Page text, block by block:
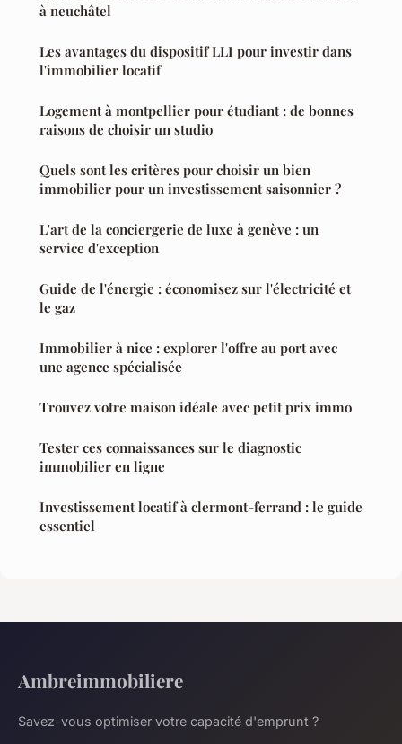
à neuchâtel
Les avantages du dispositif LLI pour investir dans
l'immobilier locatif
Logement à montpellier pour étudiant : de bonnes
raisons de choisir un studio
Quels sont les critères pour choisir un bien
immobilier pour un investissement saisonnier ?
L'art de la conciergerie de luxe à genève : un
service d'exception
Guide de l'énergie : économisez sur l'électricité et
le gaz
Immobilier à nice : explorer l'offre au port avec
une agence spécialisée
Trouvez votre maison idéale avec petit prix immo
Tester ces connaissances sur le diagnostic
immobilier en ligne
Investissement locatif à clermont-ferrand : le guide
essentiel
Ambreimmobiliere
Savez-vous optimiser votre capacité d'emprunt ?